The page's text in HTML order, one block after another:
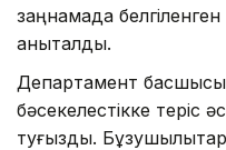
заңнамада белгіленген
анықталды.
Департамент
бәсекелестікке теріс
туғызды.